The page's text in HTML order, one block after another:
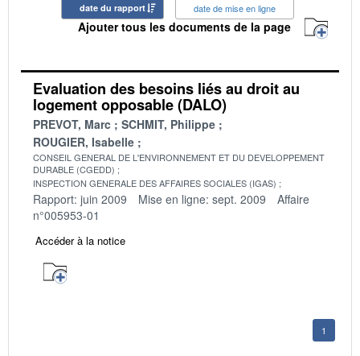
date du rapport date de mise en ligne
Ajouter tous les documents de la page
Evaluation des besoins liés au droit au
logement opposable (DALO)
PREVOT, Marc
SCHMIT, Philippe
ROUGIER, Isabelle
CONSEIL GENERAL DE L'ENVIRONNEMENT ET DU DEVELOPPEMENT
DURABLE (CGEDD)
INSPECTION GENERALE DES AFFAIRES SOCIALES (IGAS)
Rapport: juin 2009 Mise en ligne: sept. 2009
Affaire
n°005953-01
Accéder à la notice
1